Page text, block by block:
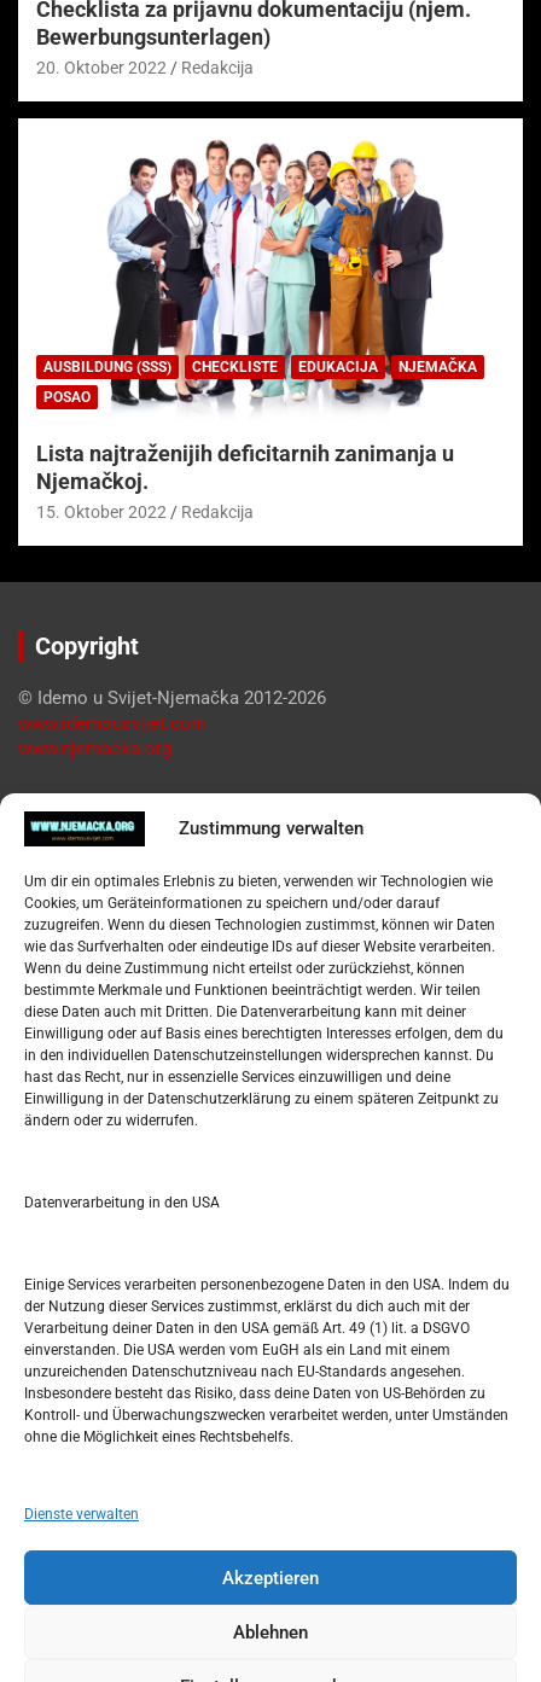
Zustimmung verwalten
Um dir ein optimales Erlebnis zu bieten, verwenden wir Technologien wie
Cookies, um Geräteinformationen zu speichern und/oder darauf
zuzugreifen. Wenn du diesen Technologien zustimmst, können wir Daten
wie das Surfverhalten oder eindeutige IDs auf dieser Website verarbeiten.
Wenn du deine Zustimmung nicht erteilst oder zurückziehst, können
bestimmte Merkmale und Funktionen beeinträchtigt werden. Wir teilen
diese Daten auch mit Dritten. Die Datenverarbeitung kann mit deiner
Einwilligung oder auf Basis eines berechtigten Interesses erfolgen, dem du
in den individuellen Datenschutzeinstellungen widersprechen kannst. Du
hast das Recht, nur in essenzielle Services einzuwilligen und deine
Einwilligung in der Datenschutzerklärung zu einem späteren Zeitpunkt zu
ändern oder zu widerrufen.
Datenverarbeitung in den USA
Einige Services verarbeiten personenbezogene Daten in den USA. Indem du
der Nutzung dieser Services zustimmst, erklärst du dich auch mit der
Verarbeitung deiner Daten in den USA gemäß Art. 49 (1) lit. a DSGVO
einverstanden. Die USA werden vom EuGH als ein Land mit einem
unzureichenden Datenschutzniveau nach EU-Standards angesehen.
Insbesondere besteht das Risiko, dass deine Daten von US-Behörden zu
Kontroll- und Überwachungszwecken verarbeitet werden, unter Umständen
ohne die Möglichkeit eines Rechtsbehelfs.
Dienste verwalten
Akzeptieren
Ablehnen
Checklista za prijavnu dokumentaciju (njem.
Bewerbungsunterlagen)
20. Oktober 2022 Redakcija
AUSBILDUNG (SSS) CHECKLISTE EDUKACIJA
NJEMAČKA
POSAO
Lista najtraženijih deficitarnih zanimanja u
Njemačkoj.
15. Oktober 2022 Redakcija
Copyright
© Idemo u Svijet-Njemačka 2012-2026
www.idemousvijet.com
www.njemacka.org
Pregled
Datenschutzerklärung
Widerufsbelehrung
Oglašavanje / Postavite svoj oglas
Tko je “Idemo u Svijet – Njemačka?
Pretražite stranicu:
S
JANUAR 2018
M D M D F S
1 2 3 4 5 6
8 9 10 11 12 13 14
22 23
29 30 31
« Dez. Feb. »